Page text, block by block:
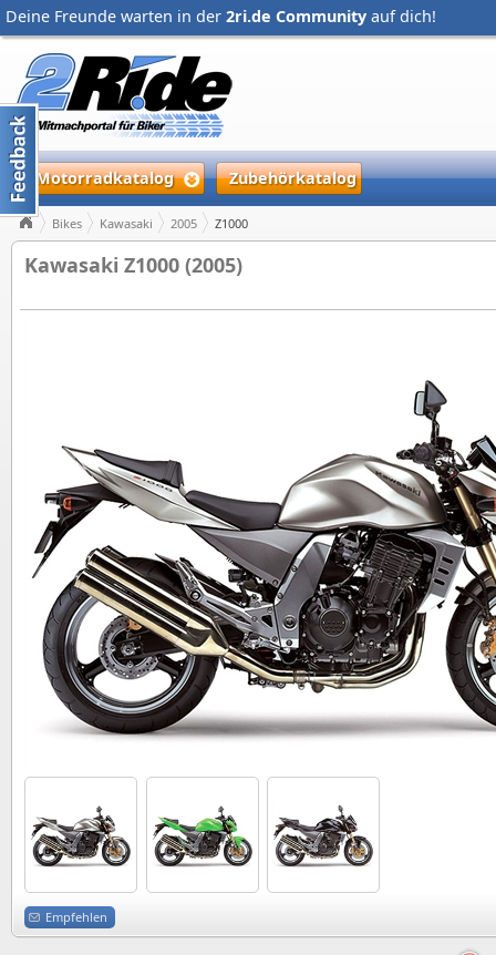
Deine Freunde warten in der 2ri.de Community auf dich!
Motorradkatalog Zubehörkatalog
Bikes Kawasaki 2005 Z1000
Kawasaki Z1000 (2005)
Empfehlen